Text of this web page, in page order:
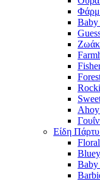
Baby
Είδη Πάρτυ
Floral
Baby